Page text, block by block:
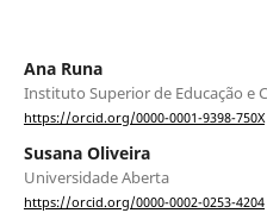
Ana Runa
Instituto Superior de Educação e
https://orcid.org/0000-0001-9398-750X
Susana Oliveira
Universidade Aberta
https://orcid.org/0000-0002-0253-4204